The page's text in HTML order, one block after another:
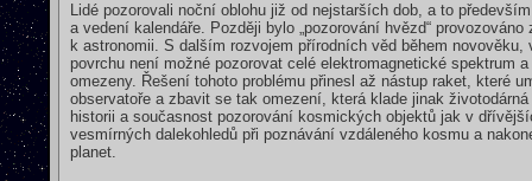
Lidé pozorovali noční oblohu již od nejstarších dob, a to
a vedení kalendáře. Později bylo „pozorování hvězd“
k astronomii. S dalším rozvojem přírodních věd během
povrchu není možné pozorovat celé elektromagnetické spektrum
omezeny. Řešení tohoto problému přinesl až nástup raket, které
observatoře a zbavit se tak omezení, která klade jinak
historii a současnost pozorování kosmických objektů jak v
vesmírných dalekohledů při poznávání vzdáleného kosmu a
planet.